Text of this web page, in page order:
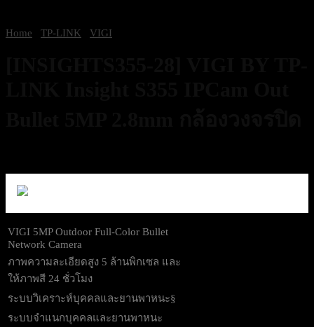
Home TP-LINK VIGI
VIGI 5MP Outdoor Full-Color Bullet
Network Camera
ภาพความละเอียดสูง 5 ล้านพิกเซล และ
ให้ภาพสี 24 ชั่วโมง
ระบบวิเคราะห์บุคคลและยานพาหนะ§
ระบบจำแนกบุคคลและยานพาหนะ